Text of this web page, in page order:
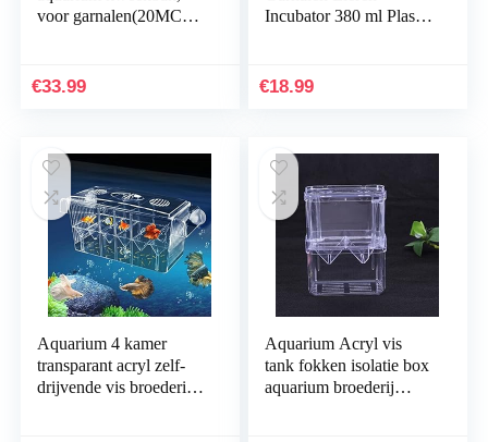
voor garnalen(20MC
€33.99
Incubator 380 ml Plastic
Fish Tank Garnalen
€18.99
Aquarium 4 kamer
transparant acryl zelf-
drijvende vis broederij
Aquarium Acryl vis
tank fokken isolatie box
aquarium broederij